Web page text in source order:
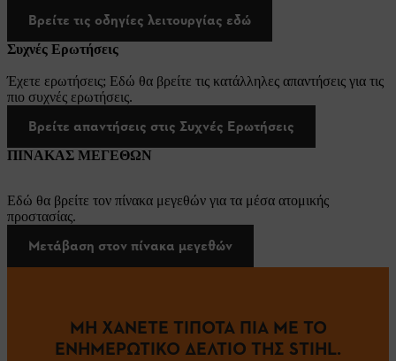
Βρείτε τις οδηγίες λειτουργίας εδώ
Συχνές Ερωτήσεις
Έχετε ερωτήσεις; Εδώ θα βρείτε τις κατάλληλες απαντήσεις για τις
πιο συχνές ερωτήσεις.
Βρείτε απαντήσεις στις Συχνές Ερωτήσεις
ΠΙΝΑΚΑΣ ΜΕΓΕΘΩΝ
Εδώ θα βρείτε τον πίνακα μεγεθών για τα μέσα ατομικής
προστασίας.
Μετάβαση στον πίνακα μεγεθών
ΜΗ ΧΑΝΕΤΕ ΤΙΠΟΤΑ ΠΙΑ ΜΕ ΤΟ
ΕΝΗΜΕΡΩΤΙΚΟ ΔΕΛΤΙΟ ΤΗΣ STIHL.